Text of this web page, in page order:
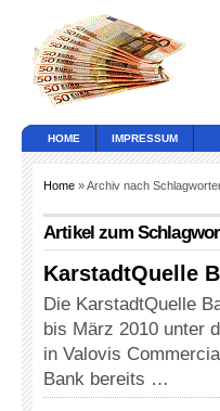
HOME IMPRESSUM
Home » Archiv nach
Artikel zum
KarstadtQuelle
Die KarstadtQuelle
bis März 2010 unter
in Valovis
Bank bereits …